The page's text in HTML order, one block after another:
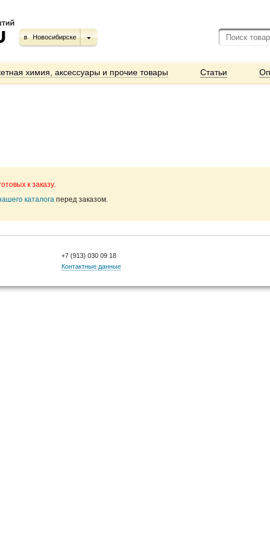
в Новосибирске
химия, аксессуары и прочие товары Статьи
к заказу.
каталога перед заказом.
+7 (913) 030 09 18
Контактные данные